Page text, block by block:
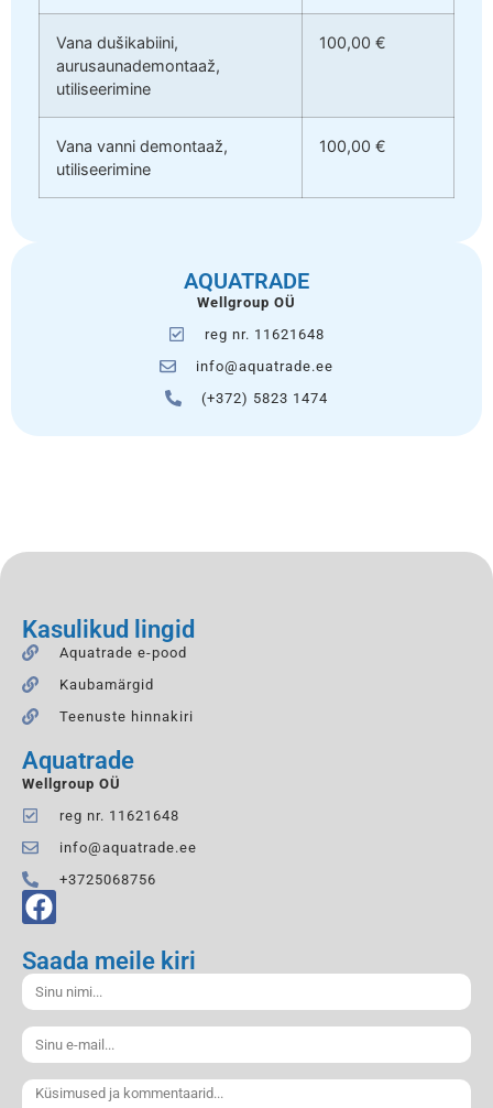
Vana dušikabiini,
aurusaunademontaaž,
utiliseerimine
100,00 €
Vana vanni demontaaž,
utiliseerimine
100,00 €
AQUATRADE
Wellgroup OÜ
reg nr. 11621648
info@aquatrade.ee
(+372) 5823 1474
Kasulikud lingid
Aquatrade e-pood
Kaubamärgid
Teenuste hinnakiri
Aquatrade
Wellgroup OÜ
reg nr. 11621648
info@aquatrade.ee
+3725068756
Saada meile kiri